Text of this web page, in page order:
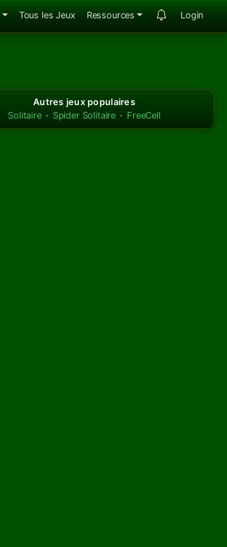
Tous les Jeux Ressources Login
Autres jeux populaires
Solitaire · Spider Solitaire · FreeCell